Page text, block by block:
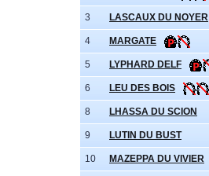
3 LASCAUX DU NOYER
4 MARGATE
5 LYPHARD DELF
6 LEU DES BOIS
8 LHASSA DU SCION
9 LUTIN DU BUST
10 MAZEPPA DU VIVIER